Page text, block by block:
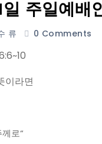
주일예배
류 0 Comments
이라면
로“